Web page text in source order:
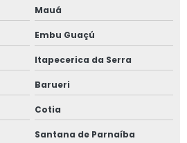
orçamento
Mauá
Embu Guaçú
Itapecerica da Serra
Barueri
Cotia
Santana de Parnaíba